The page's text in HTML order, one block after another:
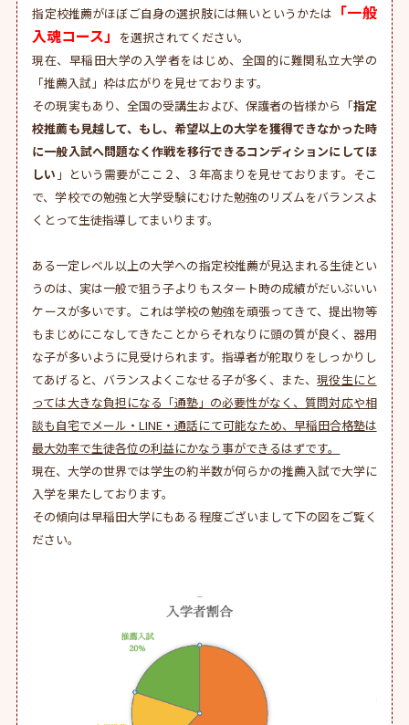
指定校推薦がほぼご自身の選択肢には無いというかたは 「一般
入魂コース」
を選択されてください。
現在、早稲田大学の入学者をはじめ、全国的に難関私立大学の
「推薦入試」枠は広がりを見せております。
その現実もあり、全国の受講生および、保護者の皆様から「指定
校推薦も見越して、もし、希望以上の大学を獲得できなかった時
に一般入試へ問題なく作戦を移行できるコンディションにしてほ
しい 」という需要がここ２、３年高まりを見せております。そこ
で、学校での勉強と大学受験にむけた勉強のリズムをバランスよ
くとって生徒指導してまいります。
ある一定レベル以上の大学への指定校推薦が見込まれる生徒とい
うのは、実は一般で狙う子よりもスタート時の成績がだいぶいい
ケースが多いです。これは学校の勉強を頑張ってきて、提出物等
もまじめにこなしてきたことからそれなりに頭の質が良く、器用
な子が多いように見受けられます。指導者が舵取りをしっかりし
てあげると、バランスよくこなせる子が多く、また、現役生にと
っては大きな負担になる「通塾」の必要性がなく、質問対応や相
談も自宅でメール・LINE・通話にて可能なため、早稲田合格塾は
最大効率で生徒各位の利益にかなう事ができるはずです。
現在、大学の世界では学生の約半数が何らかの推薦入試で大学に
入学を果たしております。
その傾向は早稲田大学にもある程度ございまして下の図をご覧く
ださい。